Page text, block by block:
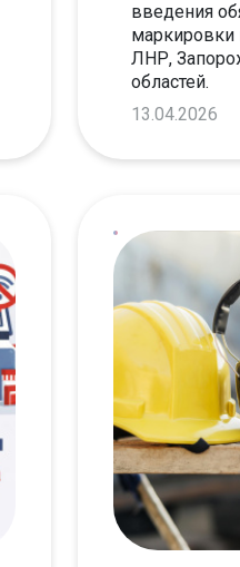
введения
маркировки
ЛНР,
областей.
13.04.2026